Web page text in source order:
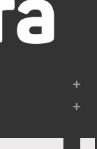
+
+